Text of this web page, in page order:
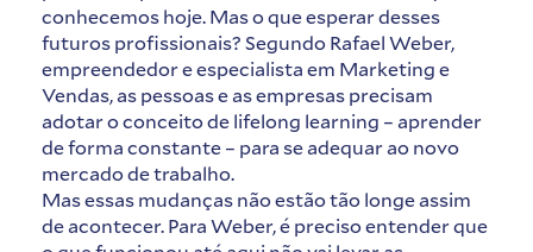
conhecemos hoje. Mas o que esperar desses
futuros profissionais? Segundo Rafael Weber,
empreendedor e especialista em Marketing e
Vendas, as pessoas e as empresas precisam
adotar o conceito de lifelong learning – aprender
de forma constante – para se adequar ao novo
mercado de trabalho.
Mas essas mudanças não estão tão longe assim
de acontecer. Para Weber, é preciso entender que